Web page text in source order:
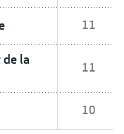
11
la
11
10